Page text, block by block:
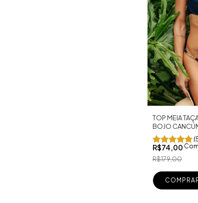
TOP MEIA
BOJO
R$74,00
R$179,00